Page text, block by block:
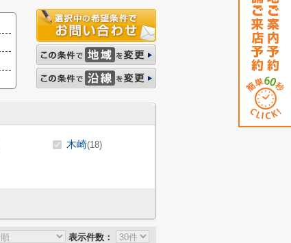
木崎(18)
表示件数：